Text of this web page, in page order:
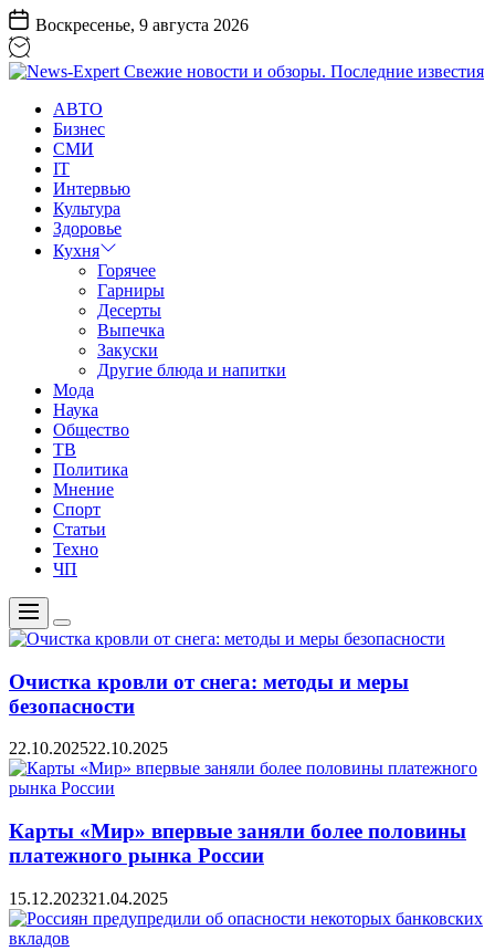
Перейти
к
содержанию
Воскресенье, 9 августа 2026
Expert
Свежие
новости
обзоры.
Последние
известия
АВТО
Бизнес
СМИ
IT
Интервью
Культура
Здоровье
Кухня
Горячее
Гарниры
Десерты
Выпечка
Закуски
Другие блюда и напитки
Мода
Наука
Общество
ТВ
Политика
Мнение
Спорт
Статьи
Техно
ЧП
Меню
Цвет
переключателя
Очистка кровли от снега: методы и меры
безопасности
22.10.202522.10.2025
Карты «Мир» впервые заняли более половины
платежного рынка России
15.12.202321.04.2025